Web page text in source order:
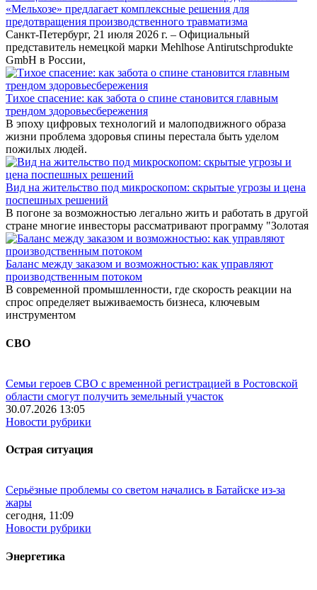
«Мельхозе» предлагает комплексные решения для
предотвращения производственного травматизма
Санкт-Петербург, 21 июля 2026 г. – Официальный
представитель немецкой марки Mehlhose Antirutschprodukte
GmbH в России,
Тихое спасение: как забота о спине становится главным
трендом здоровьесбережения
В эпоху цифровых технологий и малоподвижного образа
жизни проблема здоровья спины перестала быть уделом
пожилых людей.
Вид на жительство под микроскопом: скрытые угрозы и цена
поспешных решений
В погоне за возможностью легально жить и работать в другой
стране многие инвесторы рассматривают программу "Золотая
Баланс между заказом и возможностью: как управляют
производственным потоком
В современной промышленности, где скорость реакции на
спрос определяет выживаемость бизнеса, ключевым
инструментом
СВО
Семьи героев СВО с временной регистрацией в Ростовской
области смогут получить земельный участок
30.07.2026 13:05
Новости рубрики
Острая ситуация
Серьёзные проблемы со светом начались в Батайске из-за
жары
сегодня, 11:09
Новости рубрики
Энергетика